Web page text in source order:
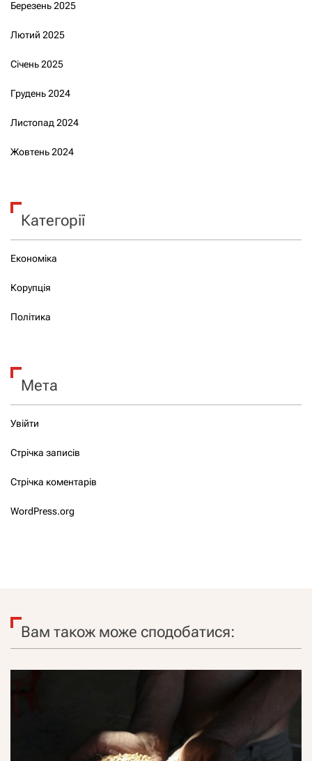
Березень 2025
Лютий 2025
Січень 2025
Грудень 2024
Листопад 2024
Жовтень 2024
Категорії
Економіка
Корупція
Політика
Мета
Увійти
Стрічка записів
Стрічка коментарів
WordPress.org
Вам також може сподобатися: